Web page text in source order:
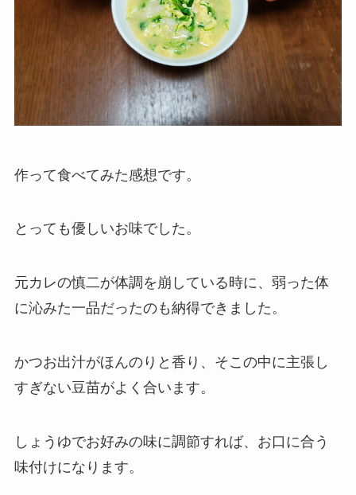
作って食べてみた感想です。
とっても優しいお味でした。
元カレの慎二が体調を崩している時に、弱った体
に沁みた一品だったのも納得できました。
かつお出汁がほんのりと香り、そこの中に主張し
すぎない豆苗がよく合います。
しょうゆでお好みの味に調節すれば、お口に合う
味付けになります。